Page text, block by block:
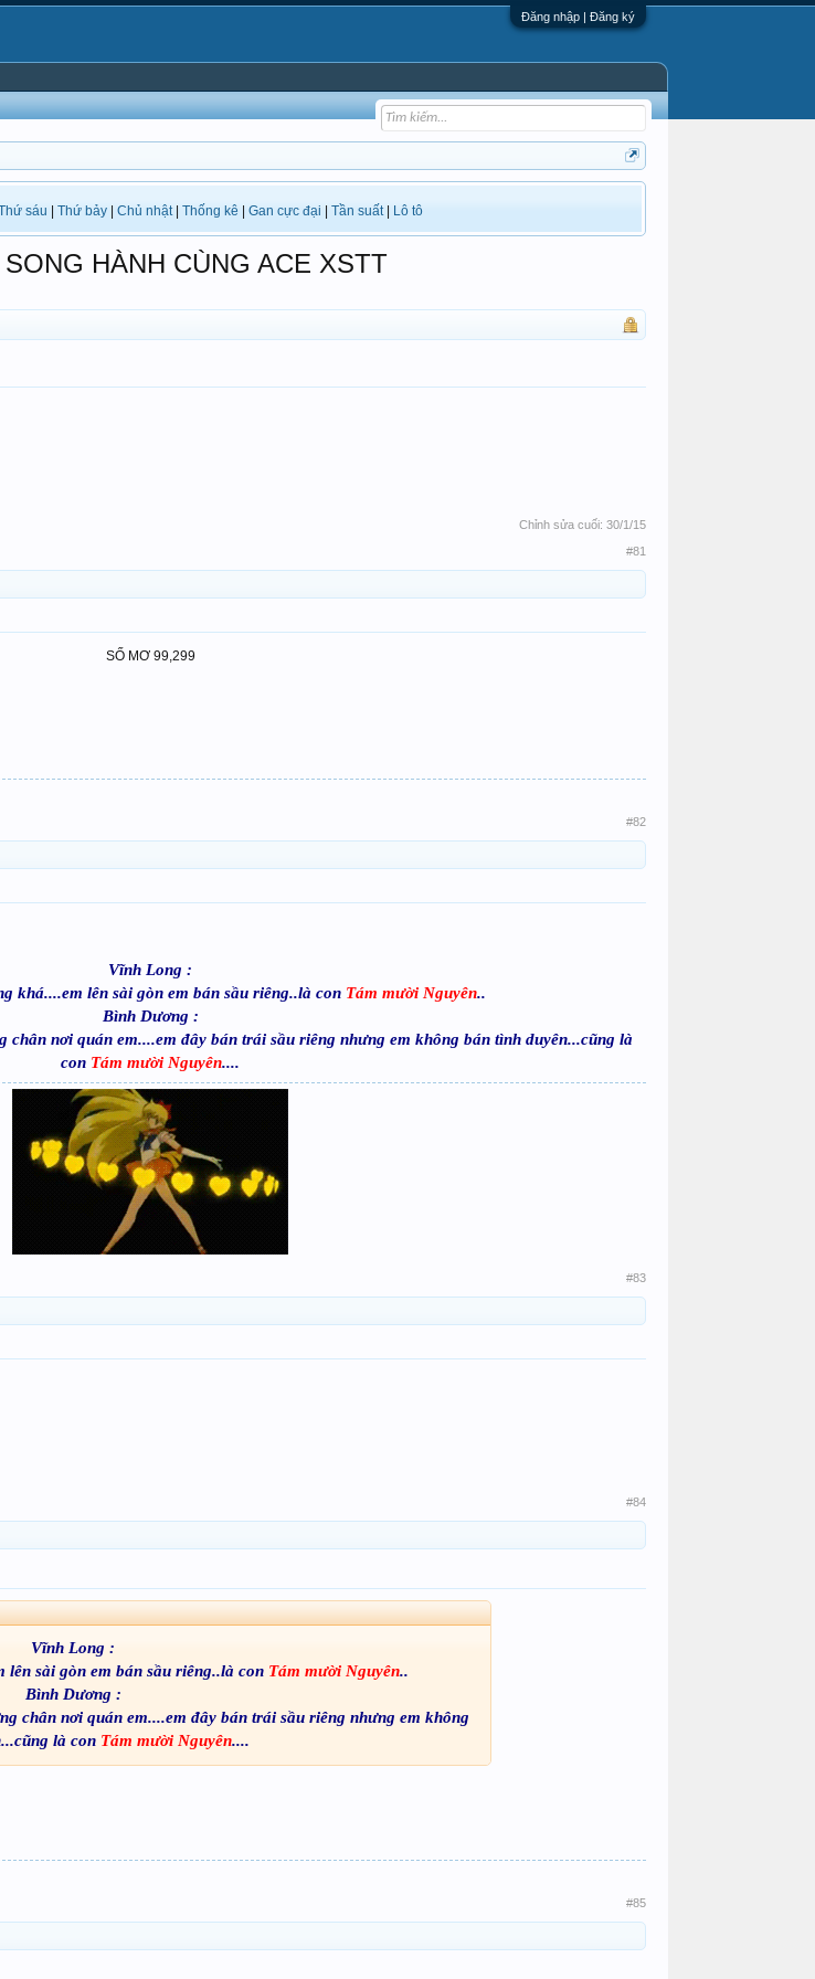
Đăng nhập | Đăng ký
sáu Thứ bảy Chủ nhật| Thống kê Gan cực đại Tần suất| Lô tô
HÀNH CÙNG ACE XSTT
Chỉnh sửa cuối: 30/1/15
#81
SỐ MƠ 99,299
#82
Vĩnh Long :
khá....em lên sài gòn em bán sầu riêng..là con Tám mười Nguyên..
Bình Dương :
nơi quán em....em đây bán trái sầu riêng nhưng em không bán tình duyên...cũng là
con Tám mười Nguyên....
#83
#84
Vĩnh Long :
sài gòn em bán sầu riêng..là con Tám mười Nguyên..
Bình Dương :
chân nơi quán em....em đây bán trái sầu riêng nhưng em không
là con Tám mười Nguyên....
#85